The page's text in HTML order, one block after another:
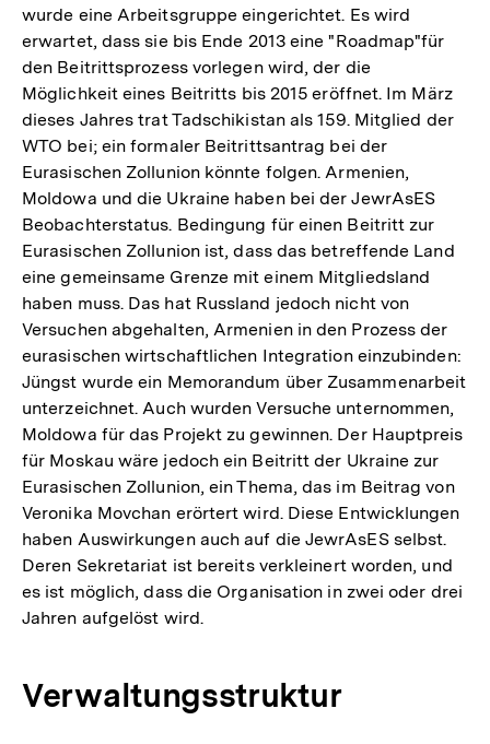
wurde eine Arbeitsgruppe eingerichtet. Es wird
erwartet, dass sie bis Ende 2013 eine "Roadmap"für
den Beitrittsprozess vorlegen wird, der die
Möglichkeit eines Beitritts bis 2015 eröffnet. Im März
dieses Jahres trat Tadschikistan als 159. Mitglied der
WTO bei; ein formaler Beitrittsantrag bei der
Eurasischen Zollunion könnte folgen. Armenien,
Moldowa und die Ukraine haben bei der JewrAsES
Beobachterstatus. Bedingung für einen Beitritt zur
Eurasischen Zollunion ist, dass das betreffende Land
eine gemeinsame Grenze mit einem Mitgliedsland
haben muss. Das hat Russland jedoch nicht von
Versuchen abgehalten, Armenien in den Prozess der
eurasischen wirtschaftlichen Integration einzubinden:
Jüngst wurde ein Memorandum über Zusammenarbeit
unterzeichnet. Auch wurden Versuche unternommen,
Moldowa für das Projekt zu gewinnen. Der Hauptpreis
für Moskau wäre jedoch ein Beitritt der Ukraine zur
Eurasischen Zollunion, ein Thema, das im Beitrag von
Veronika Movchan erörtert wird. Diese Entwicklungen
haben Auswirkungen auch auf die JewrAsES selbst.
Deren Sekretariat ist bereits verkleinert worden, und
es ist möglich, dass die Organisation in zwei oder drei
Jahren aufgelöst wird.
Verwaltungsstruktur